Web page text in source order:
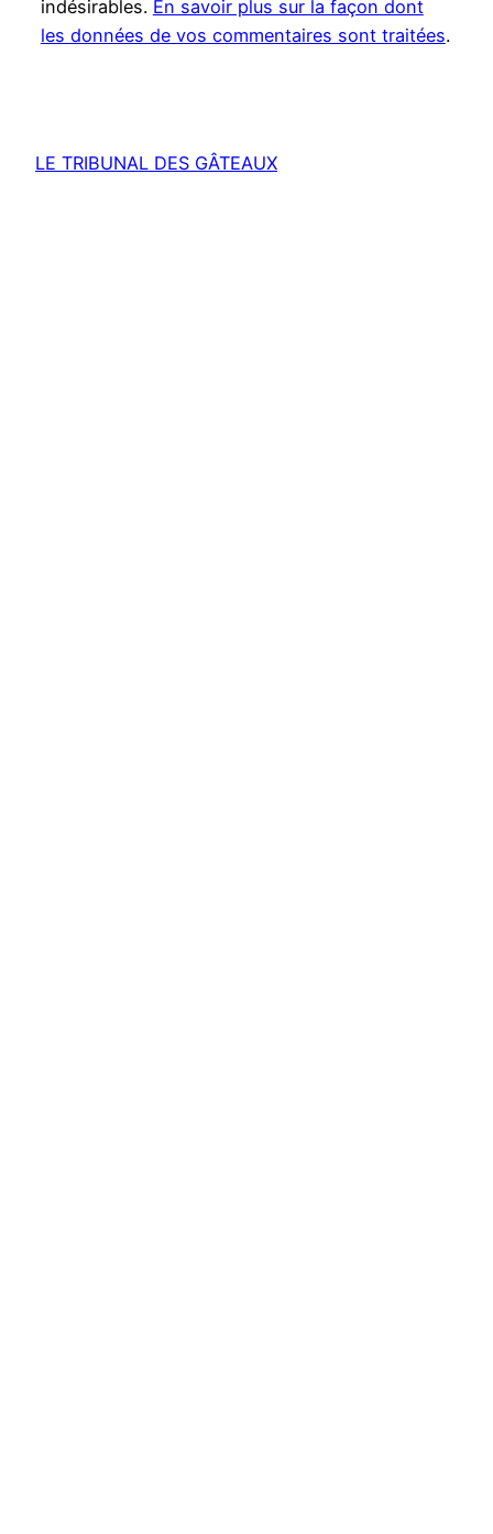
indésirables. En savoir plus sur la façon dont
les données de vos commentaires sont traitées.
LE TRIBUNAL DES GÂTEAUX